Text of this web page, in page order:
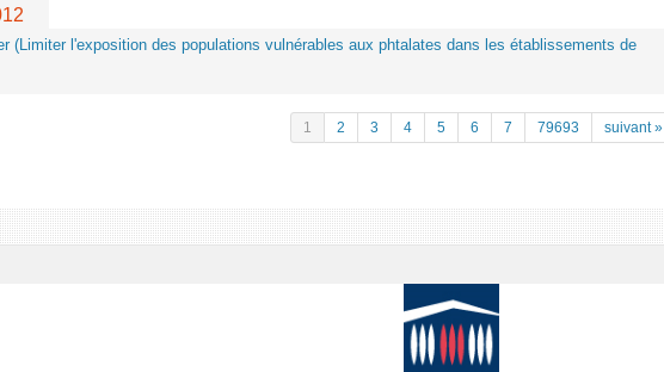
(Limiter l'exposition des populations vulnérables aux phtalates dans les établissements de
1 2 3 4 5 6 7 79693 suivant »